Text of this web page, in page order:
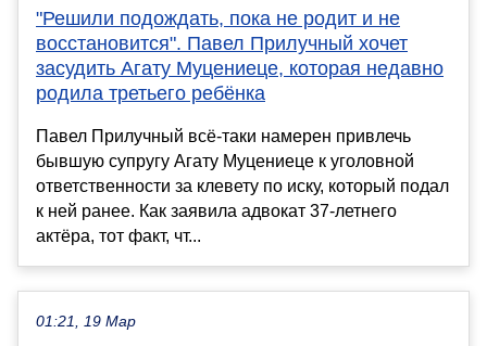
"Решили подождать, пока не родит и не
восстановится". Павел Прилучный хочет
засудить Агату Муцениеце, которая недавно
родила третьего ребёнка
Павел Прилучный всё-таки намерен привлечь
бывшую супругу Агату Муцениеце к уголовной
ответственности за клевету по иску, который подал
к ней ранее. Как заявила адвокат 37-летнего
актёра, тот факт, чт...
01:21, 19 Мар